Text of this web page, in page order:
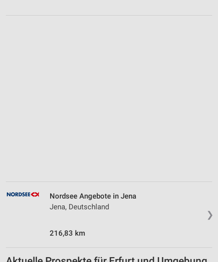
❯
Nordsee Angebote in Jena
Jena, Deutschland
216,83 km